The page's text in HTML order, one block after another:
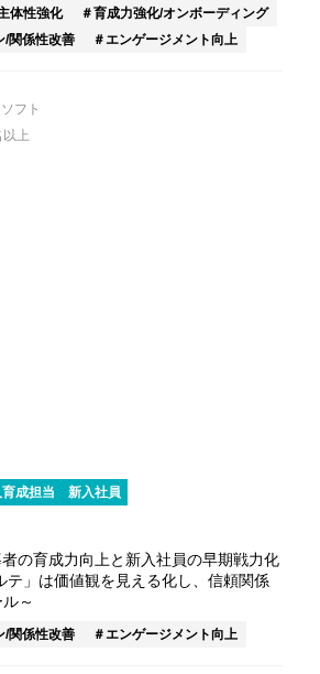
体性強化
育成力強化/オンボーディング
/関係性改善
エンゲージメント向上
フト
上
成担当 新入社員
の育成力向上と新入社員の早期戦力化
テ」は価値観を見える化し、信頼関係
～
/関係性改善 エンゲージメント向上